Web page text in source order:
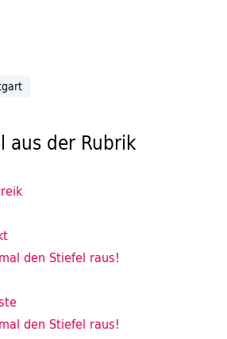
aus der Rubrik
den Stiefel raus!
den Stiefel raus!